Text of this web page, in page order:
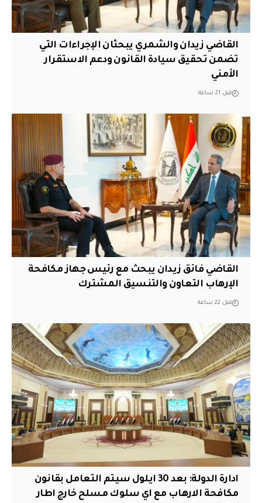
القاضي زيدان والشمري يبحثان الإجراءات التي
تضمن تحقيق سيادة القانون ودعم الاستقرار
الأمني
قبل 21 ساعة
القاضي فائق زيدان يبحث مع رئيس جهاز مكافحة
الإرهاب التعاون والتنسيق المشترك
قبل 22 ساعة
ادارة الدولة: بعد 30 ايلول سيتم التعامل بقانون
مكافحة الارهاب مع اي سلوك مسلح خارج اطار